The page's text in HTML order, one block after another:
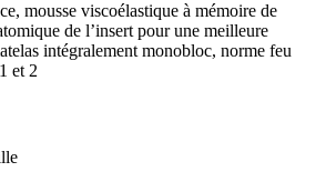
mousse viscoélastique à mémoire de
de l’insert pour une meilleure
intégralement monobloc, norme feu
et 2